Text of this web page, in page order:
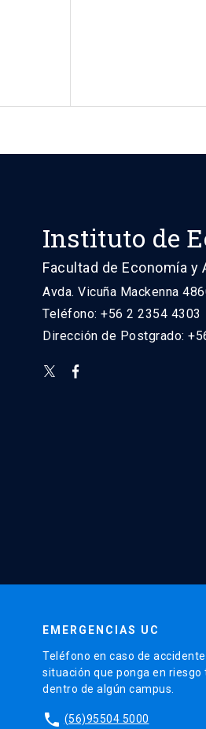
Instituto de
Facultad de Economía y
Avda. Vicuña Mackenna
Teléfono: +56 2 2354 4303
Dirección de Postgrado:
EMERGENCIAS UC
Teléfono en caso de accidente
situación que ponga en riesgo
dentro de algún campus.
phone (56)95504 5000